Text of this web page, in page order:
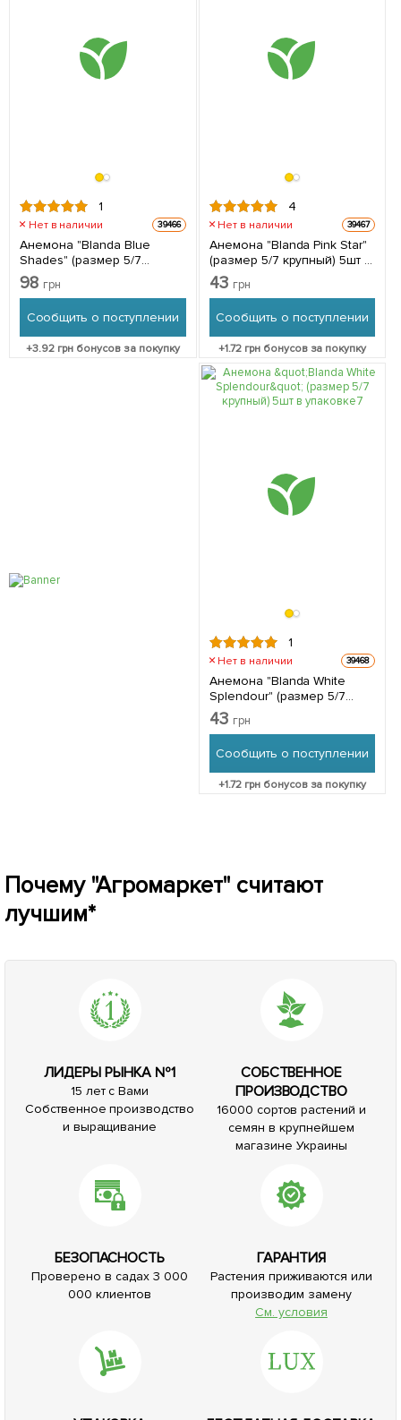
1
Нет в наличии 39466
Анемона "Blanda Blue
Shades" (размер 5/7
крупный) 5шт в упаковке
98 грн
Сообщить о поступлении
+3.92 грн бонусов за покупку
4
Нет в наличии 39467
Анемона "Blanda Pink Star"
(размер 5/7 крупный) 5шт в
упаковке
43 грн
Сообщить о поступлении
+1.72грн бонусов за покупку
1
Нет в наличии 39468
Анемона "Blanda White
Splendour" (размер 5/7
крупный) 5шт в упаковке
43 грн
Сообщить о поступлении
+1.72грн бонусов за покупку
Почему "Агромаркет" считают
лучшим*
ЛИДЕРЫ РЫНКА №1
15 лет с Вами
Собственное производство
и выращивание
СОБСТВЕННОЕ
ПРОИЗВОДСТВО
16000 сортов растений и
семян в крупнейшем
магазине Украины
БЕЗОПАСНОСТЬ
Проверено в садах 3 000
000 клиентов
ГАРАНТИЯ
Растения приживаются или
производим замену
См. условия